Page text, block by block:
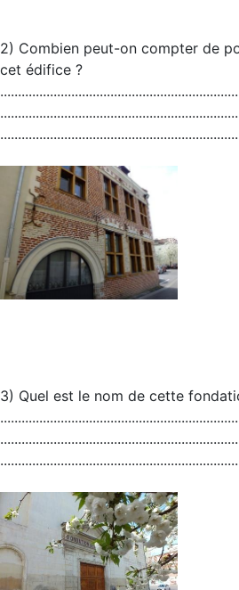
2) Combien peut-on compter de
cet édifice ?
3) Quel est le nom de cette